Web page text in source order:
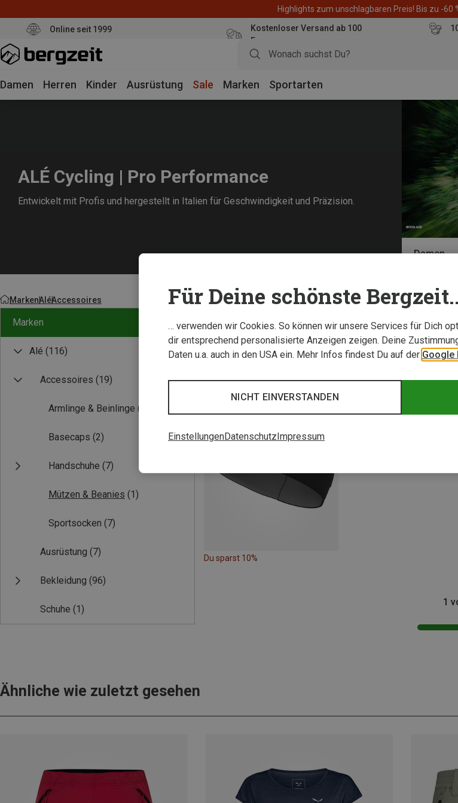
Highlights zum unschlagbaren Preis! Bis zu -60
Online seit 1999
Kostenloser Versand ab 100
Euro
Damen Herren Kinder Ausrüstung Sale Marken Sportarten
ALÉ Cycling | Pro Performance
Entwickelt mit Profis und hergestellt in Italien für Geschwindigkeit und Präzision.
Damen
MarkenAléAccessoires
Marken
Alé (116)
Accessoires (19)
Armlinge & Beinlinge (2)
Basecaps (2)
Handschuhe (7)
Mützen & Beanies (1)
Sportsocken (7)
Ausrüstung (7)
Bekleidung (96)
Schuhe (1)
Du sparst 10%
1
Ähnliche wie zuletzt gesehen
Für Deine schönste
… verwenden wir Cookies. So können wir unsere Services für Dich
dir entsprechend personalisierte Anzeigen zeigen. Deine
Daten u.a. auch in den USA ein. Mehr Infos findest Du auf der Google
NICHT EINVERSTANDEN
EinstellungenDatenschutzImpressum